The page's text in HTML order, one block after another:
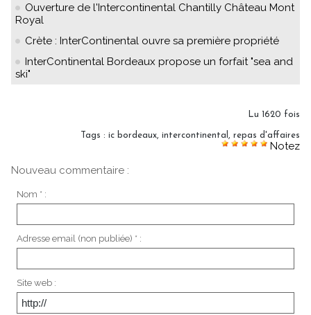
Ouverture de l'Intercontinental Chantilly Château Mont
Royal
Crète : InterContinental ouvre sa première propriété
InterContinental Bordeaux propose un forfait "sea and
ski"
Lu 1620 fois
Tags : ic bordeaux intercontinental repas d'affaires
Notez
Nouveau commentaire :
Nom * :
Adresse email (non publiée) * :
Site web :